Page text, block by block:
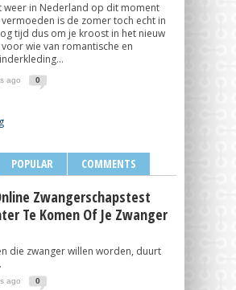
weer in Nederland op dit moment
is de zomer toch echt in
tijd dus om je kroost in het nieuw
voor wie van romantische en
ago 0
POPULAR COMMENTS
Zwangerschapstest
Te Komen Of Je Zwanger
die zwanger willen worden, duurt
ago 0